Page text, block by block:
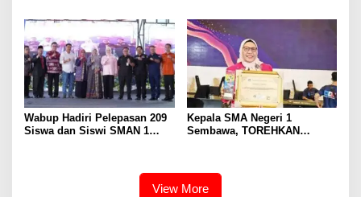
Eselon III
Wabup Hadiri Pelepasan 209
Siswa dan Siswi SMAN 1
Kepala SMA Negeri 1
Sembawa, TOREHKAN
View More